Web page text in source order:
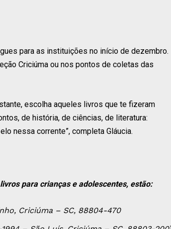
para as instituições no início de dezembro.
Criciúma ou nos pontos de coletas das
escolha aqueles livros que te fizeram
de história, de ciências, de literatura:
nessa corrente”, completa Gláucia.
para crianças e adolescentes, estão:
Criciúma – SC, 88804-470